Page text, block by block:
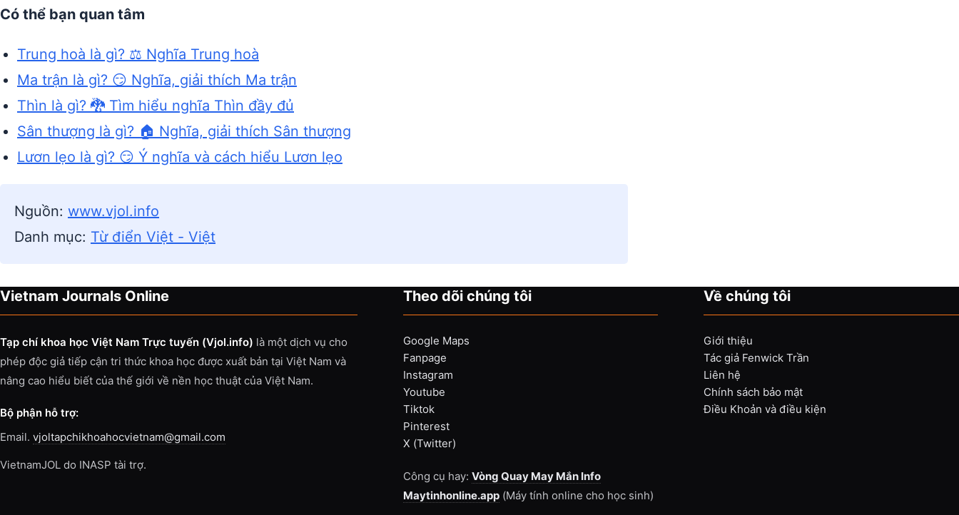
Có thể bạn quan tâm
Trung hoà là gì? ⚖️ Nghĩa Trung hoà
Ma trận là gì? 😏 Nghĩa, giải thích Ma trận
Thìn là gì? 🐉 Tìm hiểu nghĩa Thìn đầy đủ
Sân thượng là gì? 🏠 Nghĩa, giải thích Sân thượng
Lươn lẹo là gì? 😏 Ý nghĩa và cách hiểu Lươn lẹo
Nguồn: www.vjol.info
Danh mục: Từ điển Việt - Việt
Vietnam Journals Online
Tạp chí khoa học Việt Nam Trực tuyến (Vjol.info) là một dịch vụ cho
phép độc giả tiếp cận tri thức khoa học được xuất bản tại Việt Nam và
nâng cao hiểu biết của thế giới về nền học thuật của Việt Nam.
Bộ phận hỗ trợ:
Email. vjoltapchikhoahocvietnam@gmail.com
VietnamJOL do INASP tài trợ.
Theo dõi chúng tôi
Google Maps
Fanpage
Instagram
Youtube
Tiktok
Pinterest
X (Twitter)
Công cụ hay: Vòng Quay May Mắn Info
Maytinhonline.app(Máy tính online cho học sinh)
Về chúng tôi
Giới thiệu
Tác giả Fenwick Trần
Liên hệ
Chính sách bảo mật
Điều Khoản và điều kiện